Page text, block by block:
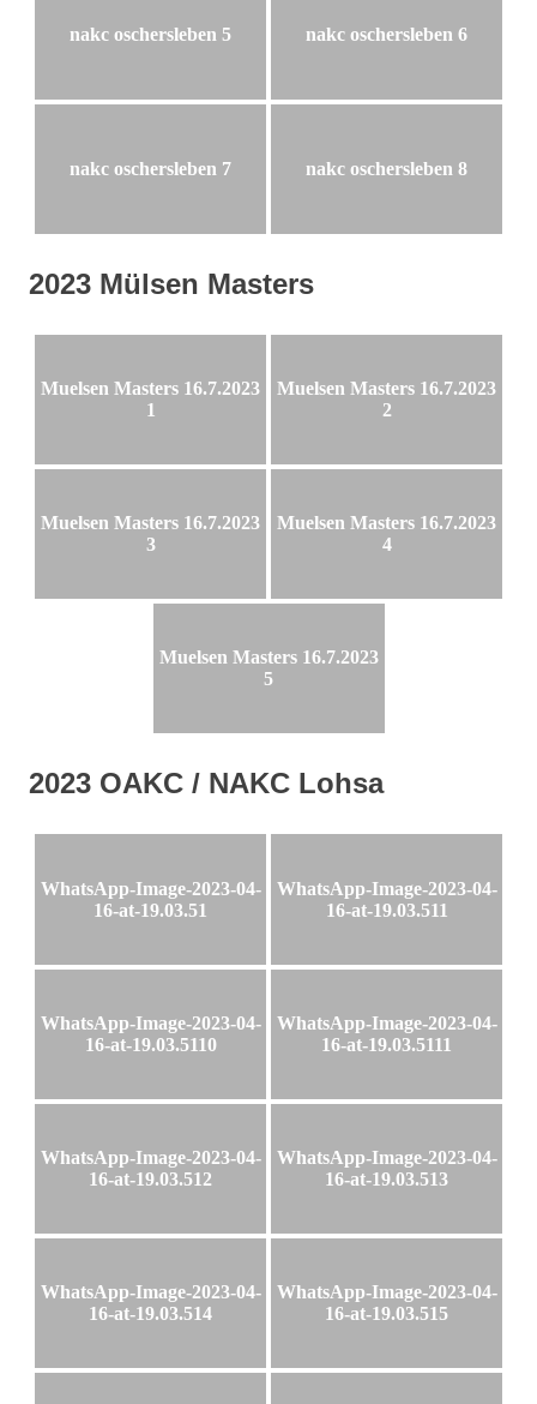
nakc oschersleben 5 nakc oschersleben 6
nakc oschersleben 7 nakc oschersleben 8
2023 Mülsen Masters
Muelsen Masters 16.7.2023
1
Muelsen Masters 16.7.2023
2
Muelsen Masters 16.7.2023
3
Muelsen Masters 16.7.2023
4
Muelsen Masters 16.7.2023
5
2023 OAKC / NAKC Lohsa
WhatsApp-Image-2023-04-
16-at-19.03.51
WhatsApp-Image-2023-04-
16-at-19.03.511
WhatsApp-Image-2023-04-
16-at-19.03.5110
WhatsApp-Image-2023-04-
16-at-19.03.5111
WhatsApp-Image-2023-04-
16-at-19.03.512
WhatsApp-Image-2023-04-
16-at-19.03.513
WhatsApp-Image-2023-04-
16-at-19.03.514
WhatsApp-Image-2023-04-
16-at-19.03.515